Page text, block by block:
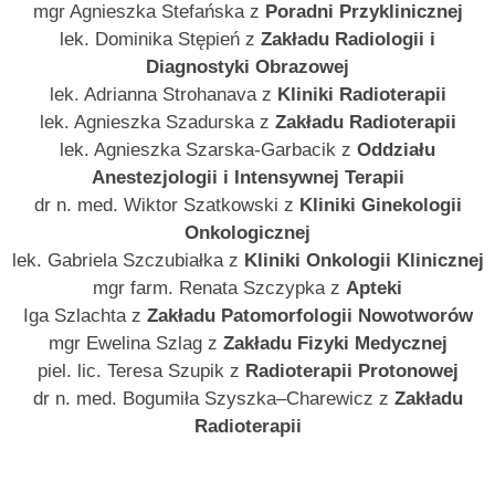
mgr Agnieszka Stefańska z Poradni Przyklinicznej
lek. Dominika Stępień z Zakładu Radiologii i
Diagnostyki Obrazowej
lek. Adrianna Strohanava z Kliniki Radioterapii
lek. Agnieszka Szadurska z Zakładu Radioterapii
lek. Agnieszka Szarska-Garbacik z Oddziału
Anestezjologii i Intensywnej Terapii
dr n. med. Wiktor Szatkowski z Kliniki Ginekologii
Onkologicznej
lek. Gabriela Szczubiałka z Kliniki Onkologii Klinicznej
mgr farm. Renata Szczypka z Apteki
Iga Szlachta z Zakładu Patomorfologii Nowotworów
mgr Ewelina Szlag z Zakładu Fizyki Medycznej
piel. lic. Teresa Szupik z Radioterapii Protonowej
dr n. med. Bogumiła Szyszka–Charewicz z Zakładu
Radioterapii